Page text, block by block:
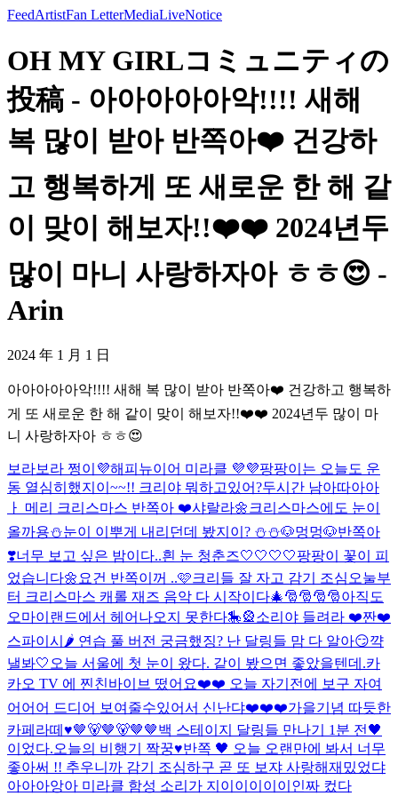
FeedArtistFan LetterMediaLiveNotice
OH MY GIRLコミュニティの
投稿 - 아아아아아악!!!! 새해
복 많이 받아 반쪽아❤️ 건강하
고 행복하게 또 새로운 한 해 같
이 맞이 해보자!!❤️❤️ 2024년두
많이 마니 사랑하자아 ㅎㅎ😍 -
Arin
2024 年 1 月 1 日
아아아아아악!!!! 새해 복 많이 받아 반쪽아❤️ 건강하고 행복하
게 또 새로운 한 해 같이 맞이 해보자!!❤️❤️ 2024년두 많이 마
니 사랑하자아 ㅎㅎ😍
보라보라 쩡이💜해피뉴이어 미라클 💜💜팡팡이는 오늘도 운
동 열심히했지이~~!! 크리야 뭐하고있어?두시간 남아따아아
ㅏ 메리 크리스마스 반쪽아 ❤️샤랄라🌼 크리스마스에도 눈이
올까용⛄️눈이 이뿌게 내리던데 봤지이? ⛄️⛄️🐶멍멍🐶반쪽아
❣️너무 보고 싶은 밤이다..흰 눈 청춘즈🤍🤍🤍🤍팡팡이 꽃이 피
었습니다🌼 요건 반쪽이꺼 ..🩷크리들 잘 자고 감기 조심 오눌부
터 크리스마스 캐롤 재즈 음악 다 시작이다🎄🎅🎅🎅🎅아직도
오마이랜드에서 헤어나오지 못한다🎠🎡소리야 들려라 ❤️짠❤️
스파이시🌶️ 연습 풀 버전 궁금했징? 난 달링들 맘 다 알아😏꺅
낼봐🤍 오늘 서울에 첫 눈이 왔다. 같이 봤으면 좋았을텐데.카
카오 TV 에 찐친바이브 떴어요❤️❤️ 오늘 자기전에 보구 자여
어어어 드디어 보여줄수있어서 신난댜❤️❤️❤️가을기념 따듯한
카페라떼♥🤎🐻🤎🐻🤎🤎백 스테이지 달링들 만나기 1분 전🖤
이었다.오늘의 비행기 짝꿍♥반쪽 🖤 오늘 오랜만에 봐서 너무
좋아써 !! 추우니까 감기 조심하구 곧 또 보쟈 사랑해재밌었댜
아아아앙아 미라클 함성 소리가 지이이이이이인짜 컸다